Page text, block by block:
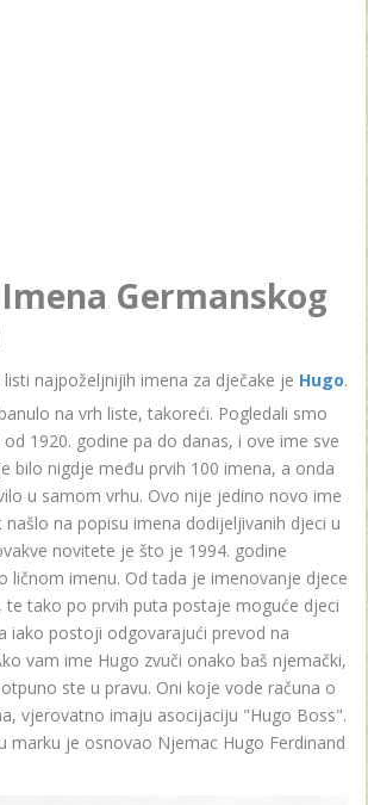
Germanskog
najpoželjnijih imena za dječake je Hugo.
na vrh liste, takoreći. Pogledali smo
1920. godine pa do danas, i ove ime sve
bilo nigdje među prvih 100 imena, a onda
u samom vrhu. Ovo nije jedino novo ime
na popisu imena dodijeljivanih djeci u
novitete je što je 1994. godine
ličnom imenu. Od tada je imenovanje djece
te tako po prvih puta postaje moguće djeci
iako postoji odgovarajući prevod na
vam ime Hugo zvuči onako baš njemački,
ste u pravu. Oni koje vode računa o
vjerovatno imaju asocijaciju "Hugo Boss".
marku je osnovao Njemac Hugo Ferdinand